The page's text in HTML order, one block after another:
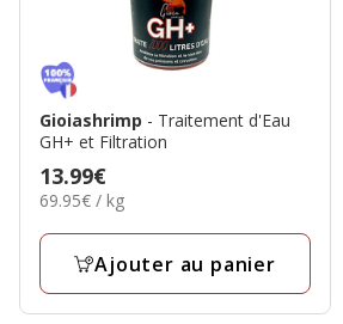
Gioiashrimp - Traitement d'Eau
GH+ et Filtration
Prix
13.99€
13.99€
69.95€
Kg
69.95€ / kg
Ajouter au panier